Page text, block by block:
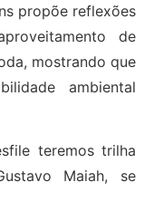
propõe reflexões
de
mostrando que
ambiental
teremos trilha
Maiah, se